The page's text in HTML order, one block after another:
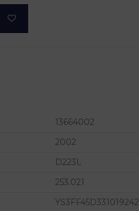
13664002
2002
D223L
253.021
YS3FF45D331019242